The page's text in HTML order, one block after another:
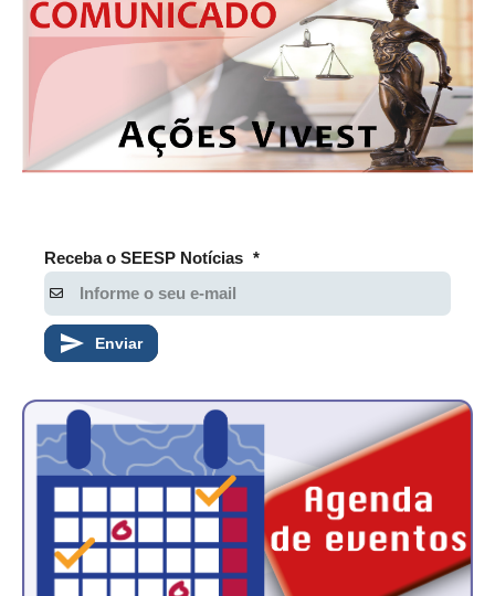
PLANO DE SAÚDE
SEESPPREV
CAMPANHAS SALARIAIS
CONTEÚDO ESPECIAL
AGENDA
SEESP NOTÍCIAS
NOTÍCIAS NO WHATSAPP
FOTOS
Receba o SEESP Notícias *
Enviar